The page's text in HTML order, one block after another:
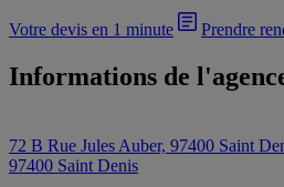
Votre devis en 1 minute Prendre
Informations de
72 B Rue Jules Auber, 97400 Saint
97400 Saint Denis